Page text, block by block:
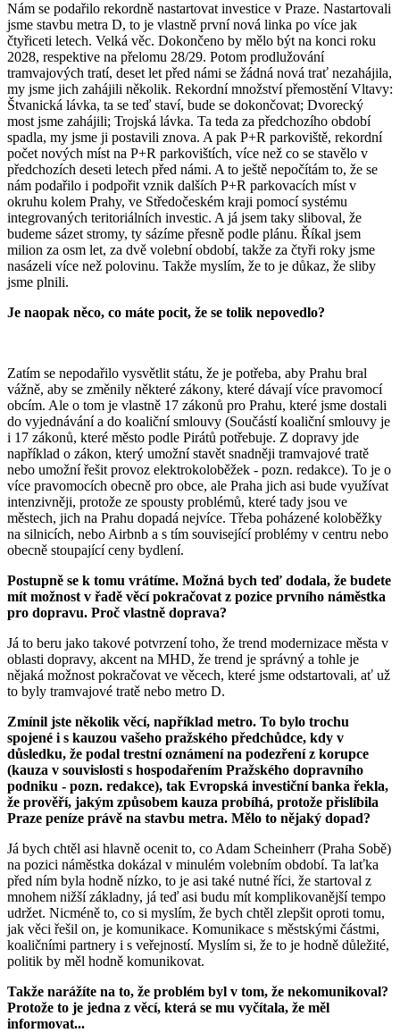
Nám se podařilo rekordně nastartovat investice v Praze. Nastartovali
jsme stavbu metra D, to je vlastně první nová linka po více jak
čtyřiceti letech. Velká věc. Dokončeno by mělo být na konci roku
2028, respektive na přelomu 28/29. Potom prodlužování
tramvajových tratí, deset let před námi se žádná nová trať nezahájila,
my jsme jich zahájili několik. Rekordní množství přemostění Vltavy:
Štvanická lávka, ta se teď staví, bude se dokončovat; Dvorecký
most jsme zahájili; Trojská lávka. Ta teda za předchozího období
spadla, my jsme ji postavili znova. A pak P+R parkoviště, rekordní
počet nových míst na P+R parkovištích, více než co se stavělo v
předchozích deseti letech před námi. A to ještě nepočítám to, že se
nám podařilo i podpořit vznik dalších P+R parkovacích míst v
okruhu kolem Prahy, ve Středočeském kraji pomocí systému
integrovaných teritoriálních investic. A já jsem taky sliboval, že
budeme sázet stromy, ty sázíme přesně podle plánu. Říkal jsem
milion za osm let, za dvě volební období, takže za čtyři roky jsme
nasázeli více než polovinu. Takže myslím, že to je důkaz, že sliby
jsme plnili.
Je naopak něco, co máte pocit, že se tolik nepovedlo?
Zatím se nepodařilo vysvětlit státu, že je potřeba, aby Prahu bral
vážně, aby se změnily některé zákony, které dávají více pravomocí
obcím. Ale o tom je vlastně 17 zákonů pro Prahu, které jsme dostali
do vyjednávání a do koaliční smlouvy (Součástí koaliční smlouvy je
i 17 zákonů, které město podle Pirátů potřebuje. Z dopravy jde
například o zákon, který umožní stavět snadněji tramvajové tratě
nebo umožní řešit provoz elektrokoloběžek - pozn. redakce). To je o
více pravomocích obecně pro obce, ale Praha jich asi bude využívat
intenzivněji, protože ze spousty problémů, které tady jsou ve
městech, jich na Prahu dopadá nejvíce. Třeba poházené koloběžky
na silnicích, nebo Airbnb a s tím související problémy v centru nebo
obecně stoupající ceny bydlení.
Postupně se k tomu vrátíme. Možná bych teď dodala, že budete
mít možnost v řadě věcí pokračovat z pozice prvního náměstka
pro dopravu. Proč vlastně doprava?
Já to beru jako takové potvrzení toho, že trend modernizace města v
oblasti dopravy, akcent na MHD, že trend je správný a tohle je
nějaká možnost pokračovat ve věcech, které jsme odstartovali, ať už
to byly tramvajové tratě nebo metro D.
Zmínil jste několik věcí, například metro. To bylo trochu
spojené i s kauzou vašeho pražského předchůdce, kdy v
důsledku, že podal trestní oznámení na podezření z korupce
(kauza v souvislosti s hospodařením Pražského dopravního
podniku - pozn. redakce), tak Evropská investiční banka řekla,
že prověří, jakým způsobem kauza probíhá, protože přislíbila
Praze peníze právě na stavbu metra. Mělo to nějaký dopad?
Já bych chtěl asi hlavně ocenit to, co Adam Scheinherr (Praha Sobě)
na pozici náměstka dokázal v minulém volebním období. Ta laťka
před ním byla hodně nízko, to je asi také nutné říci, že startoval z
mnohem nižší základny, já teď asi budu mít komplikovanější tempo
udržet. Nicméně to, co si myslím, že bych chtěl zlepšit oproti tomu,
jak věci řešil on, je komunikace. Komunikace s městskými částmi,
koaličními partnery i s veřejností. Myslím si, že to je hodně důležité,
politik by měl hodně komunikovat.
Takže narážíte na to, že problém byl v tom, že nekomunikoval?
Protože to je jedna z věcí, která se mu vyčítala, že měl
informovat...